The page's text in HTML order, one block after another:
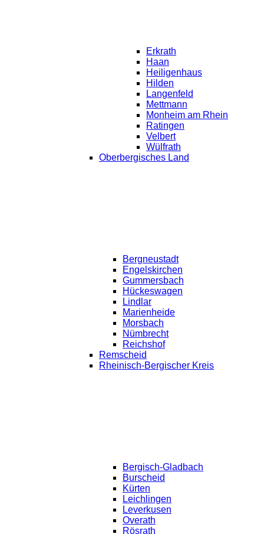
Erkrath
Haan
Heiligenhaus
Hilden
Langenfeld
Mettmann
Monheim am Rhein
Ratingen
Velbert
Wülfrath
Oberbergisches Land
Bergneustadt
Engelskirchen
Gummersbach
Hückeswagen
Lindlar
Marienheide
Morsbach
Nümbrecht
Reichshof
Remscheid
Rheinisch-Bergischer Kreis
Bergisch-Gladbach
Burscheid
Kürten
Leichlingen
Leverkusen
Overath
Rösrath